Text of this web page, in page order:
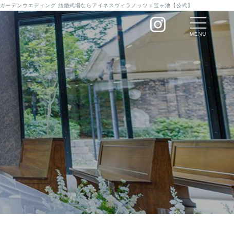
ーデンウエディング 結婚式場ならアイネスヴィラノッツェ宝ヶ池【公式】
MENU